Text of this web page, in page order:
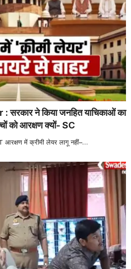
ने किया जनहित याचिकाओं का
को आरक्षण क्यों- SC
में क्रीमी लेयर लागू नहीं–…